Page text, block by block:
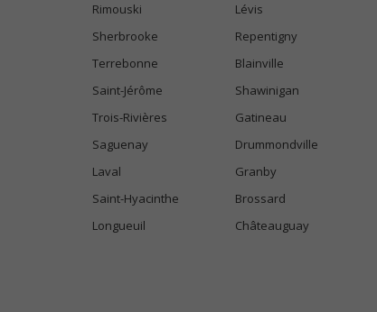
Rimouski
Lévis
Sherbrooke
Repentigny
Terrebonne
Blainville
Saint-Jérôme
Shawinigan
Trois-Rivières
Gatineau
Saguenay
Drummondville
Laval
Granby
Saint-Hyacinthe
Brossard
Longueuil
Châteauguay